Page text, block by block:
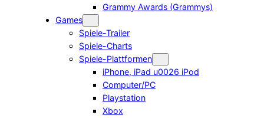
Grammy Awards (Grammys)
Games
Spiele-Trailer
Spiele-Charts
Spiele-Plattformen
iPhone, iPad u0026 iPod
Computer/PC
Playstation
Xbox